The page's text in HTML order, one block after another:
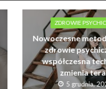
ZDROWIE
Nowoczesne
zdrowie
współczesna
zmienia
5 grudnia,